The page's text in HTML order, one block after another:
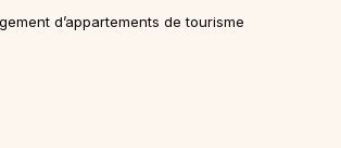
d’appartements de tourisme